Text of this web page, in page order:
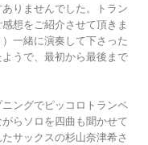
りませんでした。トラン
想をご紹介させて頂きま
一緒に演奏して下さった
うで、最初から最後まで
ングでピッコロトランペ
らソロを四曲も聞かせて
サックスの杉山奈津希さ